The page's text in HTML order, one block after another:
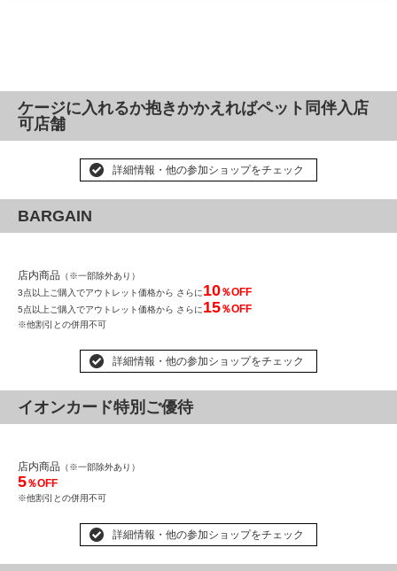
ケージに入れるか抱きかかえればペット同伴入店
可店舗
詳細情報・他の参加ショップをチェック
BARGAIN
店内商品 （※一部除外あり）
3点以上ご購入でアウトレット価格から さらに10％OFF
5点以上ご購入でアウトレット価格から さらに15％OFF
※他割引との併用不可
詳細情報・他の参加ショップをチェック
イオンカード特別ご優待
店内商品 （※一部除外あり）
5％OFF
※他割引との併用不可
詳細情報・他の参加ショップをチェック